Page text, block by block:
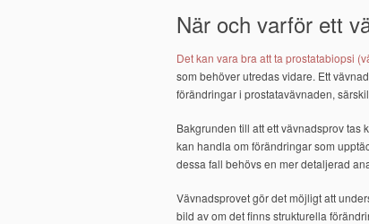
När och varför ett
Det kan vara bra att ta prostatabiopsi
som behöver utredas vidare. Ett
förändringar i prostatavävnaden,
Bakgrunden till att ett vävnadsprov tas
kan handla om förändringar som
dessa fall behövs en mer detaljerad
Vävnadsprovet gör det möjligt att
bild av om det finns strukturella